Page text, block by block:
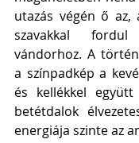
utazás végén ő az,
szavakkal
vándorhoz. A
a színpadkép a
és kellékkel
betétdalok
energiája szinte az